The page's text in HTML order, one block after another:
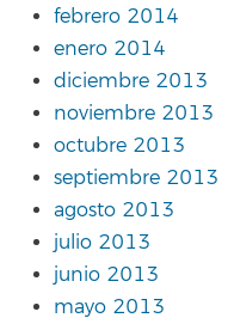
febrero 2014
enero 2014
diciembre 2013
noviembre 2013
octubre 2013
septiembre 2013
agosto 2013
julio 2013
junio 2013
mayo 2013